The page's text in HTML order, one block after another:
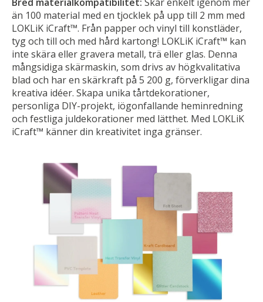
än 100 material med en tjocklek på upp till 2 mm med
LOKLiK iCraft™. Från papper och vinyl till konstläder,
tyg och till och med hård kartong! LOKLiK iCraft™ kan
inte skära eller gravera metall, trä eller glas. Denna
mångsidiga skärmaskin, som drivs av högkvalitativa
blad och har en skärkraft på 5 200 g, förverkligar dina
kreativa idéer. Skapa unika tårtdekorationer,
personliga DIY-projekt, iögonfallande heminredning
och festliga juldekorationer med lätthet. Med LOKLiK
iCraft™ känner din kreativitet inga gränser.